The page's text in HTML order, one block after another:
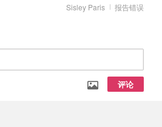
报告错误
Sisley Paris
评论